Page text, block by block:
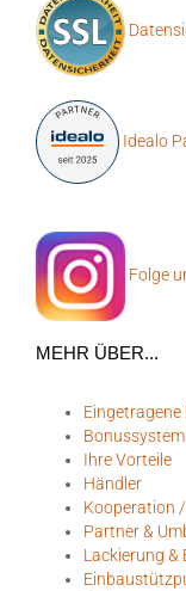
Idealo
Folge
MEHR ÜBER...
Bonussystem
Ihre Vorteile
Händler
Kooperation
Partner &
Lackierung &